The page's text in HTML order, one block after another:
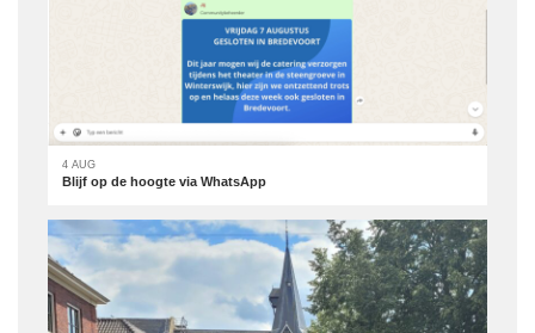
4 AUG
Blijf op de hoogte via WhatsApp